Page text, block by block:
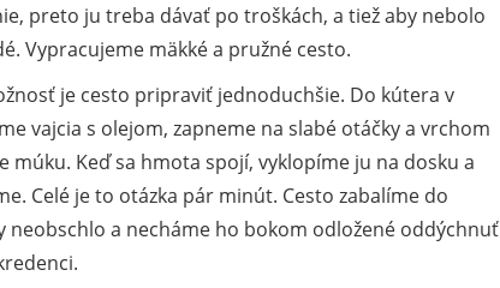
preto ju treba dávať po troškách, a tiež aby nebolo
Vypracujeme mäkké a pružné cesto.
je cesto pripraviť jednoduchšie. Do kútera v
vajcia s olejom, zapneme na slabé otáčky a vrchom
múku. Keď sa hmota spojí, vyklopíme ju na dosku a
Celé je to otázka pár minút. Cesto zabalíme do
neobschlo a necháme ho bokom odložené oddýchnuť